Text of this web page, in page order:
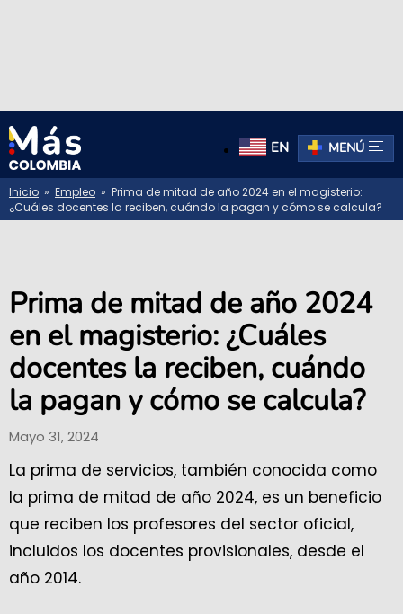
EN MENÚ
Inicio » Empleo » Prima de mitad de año 2024 en el magisterio:
¿Cuáles docentes la reciben, cuándo la pagan y cómo se calcula?
Prima de mitad de año 2024
en el magisterio: ¿Cuáles
docentes la reciben, cuándo
la pagan y cómo se calcula?
Mayo 31, 2024
La prima de servicios, también conocida como
la prima de mitad de año 2024, es un beneficio
que reciben los profesores del sector oficial,
incluidos los docentes provisionales, desde el
año 2014.